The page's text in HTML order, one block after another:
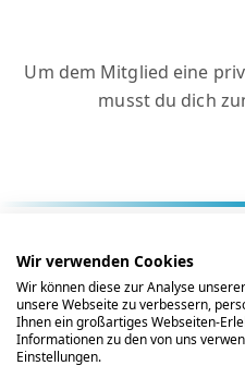
Um dem Mitglied eine
musst du dich
AGB
Social Media
Wir verwenden Cookies
Wir können diese zur Analyse
unsere Webseite zu verbessern,
Ihnen ein großartiges Webseiten-
Informationen zu den von uns
Einstellungen.